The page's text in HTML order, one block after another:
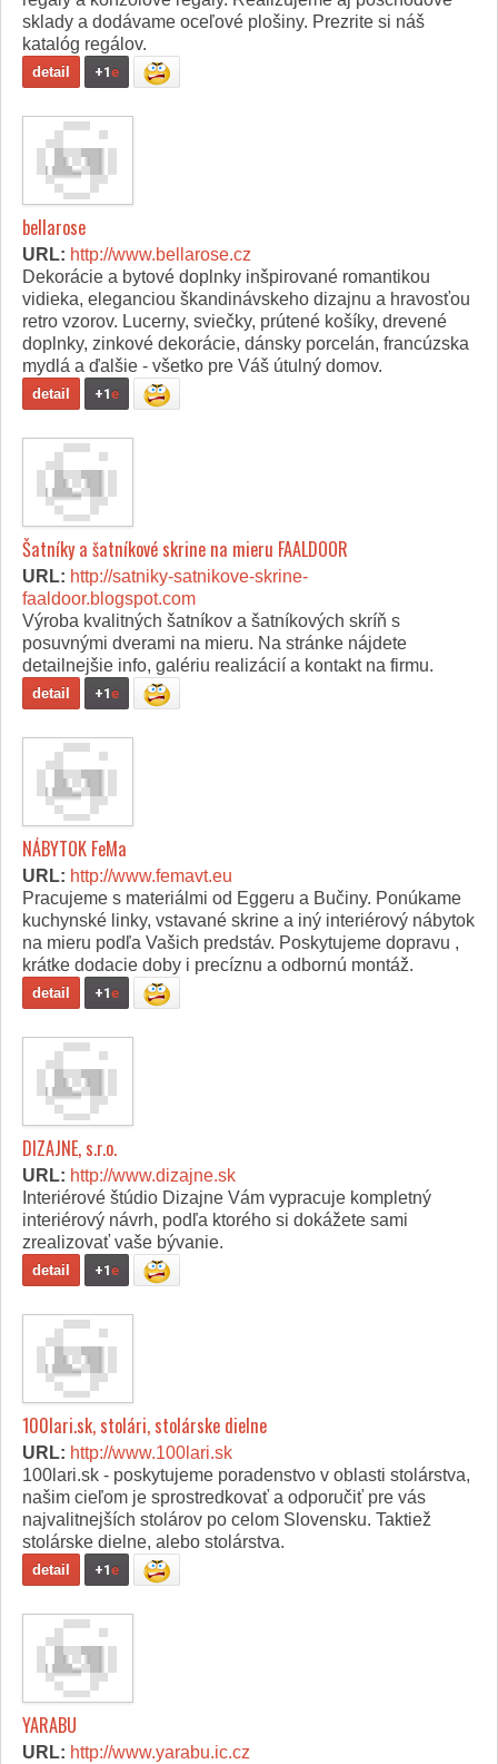
sklady a dodávame oceľové plošiny. Prezrite si náš
katalóg regálov.
detail +1e
bellarose
URL: http://www.bellarose.cz
Dekorácie a bytové doplnky inšpirované romantikou
vidieka, eleganciou škandinávskeho dizajnu a hravosťou
retro vzorov. Lucerny, sviečky, prútené košíky, drevené
doplnky, zinkové dekorácie, dánsky porcelán, francúzska
mydlá a ďalšie - všetko pre Váš útulný domov.
detail +1e
Šatníky a šatníkové skrine na mieru FAALDOOR
URL: http://satniky-satnikove-skrine-
faaldoor.blogspot.com
Výroba kvalitných šatníkov a šatníkových skríň s
posuvnými dverami na mieru. Na stránke nájdete
detailnejšie info, galériu realizácií a kontakt na firmu.
detail +1e
NÁBYTOK FeMa
URL: http://www.femavt.eu
Pracujeme s materiálmi od Eggeru a Bučiny. Ponúkame
kuchynské linky, vstavané skrine a iný interiérový nábytok
na mieru podľa Vašich predstáv. Poskytujeme dopravu ,
krátke dodacie doby i precíznu a odbornú montáž.
detail +1e
DIZAJNE, s.r.o.
URL: http://www.dizajne.sk
Interiérové štúdio Dizajne Vám vypracuje kompletný
interiérový návrh, podľa ktorého si dokážete sami
zrealizovať vaše bývanie.
detail +1e
100lari.sk, stolári, stolárske dielne
URL: http://www.100lari.sk
100lari.sk - poskytujeme poradenstvo v oblasti stolárstva,
našim cieľom je sprostredkovať a odporučiť pre vás
najvalitnejších stolárov po celom Slovensku. Taktiež
stolárske dielne, alebo stolárstva.
detail +1e
YARABU
URL: http://www.yarabu.ic.cz